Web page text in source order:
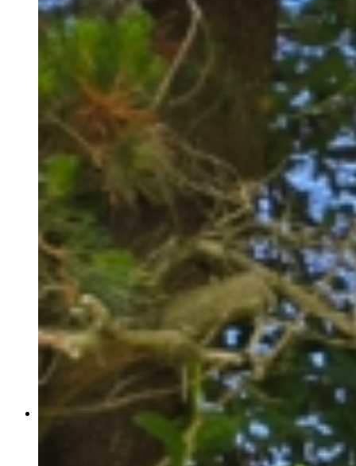
5 personers hytte
6 personers hytte med toilet
Fortrydelsesret og refusion
Camping